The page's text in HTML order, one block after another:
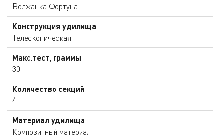
Волжанка Фортуна
Конструкция удилища
Телескопическая
Макс.тест, граммы
30
Количество секций
4
Материал удилища
Композитный материал